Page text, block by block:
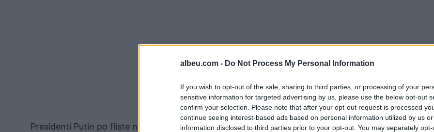
albeu.com - Do Not Process My Personal Information
If you wish to opt-out of the sale, sharing to third parties, or processing of your
sensitive information for targeted advertising by us, please use the below opt-out
confirm your selection. Please note that after your opt-out request is processed
continue seeing interest-based ads based on personal information utilized by us
information disclosed to third parties prior to your opt-out. You may separately
Presidenti Putin po fliste në forumin vjetor Valdai pas një sërë humbjesh ushtarake të fundit në